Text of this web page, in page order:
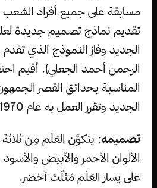
مسابقة على جميع أفراد الشعب
تقديم نماذج تصميم جديدة
الجديد وفاز النموذج الذي
الرحمن أحمد الجعلي). أقيم
المناسبة بحدائق القصر
الجديد وتقرر العمل به عام 1970.
تصميمه: يتكوَّن العَلَم مِن
الألوان الأحمر والأبيض
على يسار العَلَم مُثلّث أخضر.